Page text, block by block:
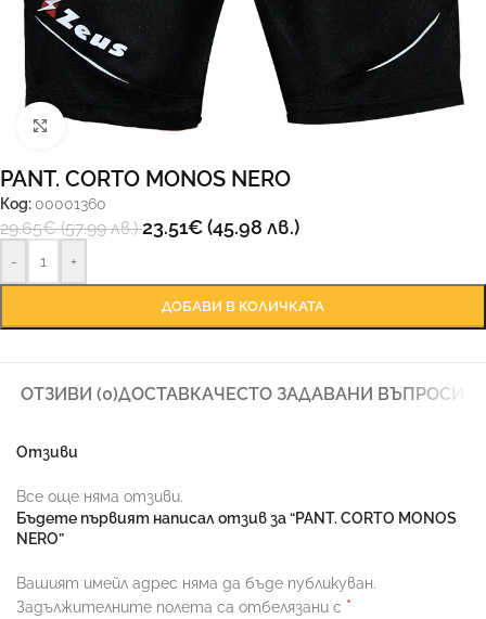
Увеличи
PANT. CORTO MONOS NERO
Код: 00001360
29.65€(57.99 лв.)23.51€(45.98 лв.)
- +
ДОБАВИ В КОЛИЧКАТА
ОТЗИВИ (0)ДОСТАВКАЧЕСТО ЗАДАВАНИ ВЪПРОСИ
Отзиви
Все още няма отзиви.
Бъдете първият написал отзив за “PANT. CORTO MONOS
NERO”
Вашият имейл адрес няма да бъде публикуван.
Задължителните полета са отбелязани с *